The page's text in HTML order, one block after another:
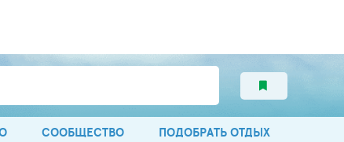
СООБЩЕСТВО ПОДОБРАТЬ ОТДЫХ